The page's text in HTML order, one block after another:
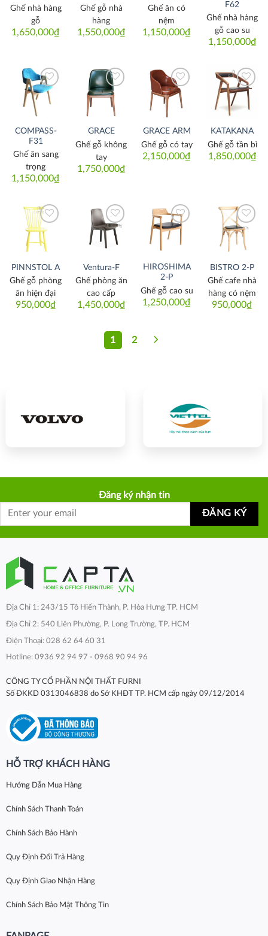
1,650,000₫
Ghế nhà hàng
gỗ
1,550,000₫
Ghế gỗ nhà
hàng
1,150,000₫
Ghế ăn có
nệm
F62
1,150,000₫
Ghế nhà hàng
gỗ cao su
Thích
COMPASS-
F31
1,150,000₫
Ghế ăn sang
trọng
Thích
GRACE
1,750,000₫
Ghế gỗ không
tay
Thích
GRACE ARM
2,150,000₫
Ghế gỗ có tay
Thích
KATAKANA
1,850,000₫
Ghế gỗ tần bì
Thích
PINNSTOL A
950,000₫
Ghế gỗ phòng
ăn hiện đại
Thích
Ventura-F
1,450,000₫
Ghế phòng ăn
cao cấp
HIROSHIMA
2-P
1,250,000₫
Ghế gỗ cao su
Thích
BISTRO 2-P
950,000₫
Ghế cafe nhà
hàng có nệm
1 2
Đăng ký nhận tin
Địa Chỉ 1: 243/15 Tô Hiến Thành, P. Hòa Hưng TP. HCM
Địa Chỉ 2: 540 Liên Phường, P. Long Trường, TP. HCM
Điện Thoại: 028 62 64 60 31
Hotline: 0936 92 94 97 - 0968 90 94 96
CÔNG TY CỔ PHẦN NỘI THẤT FURNI
Số ĐKKD 0313046838 do Sở KHĐT TP. HCM cấp ngày 09/12/2014
HỖ TRỢ KHÁCH HÀNG
Hướng Dẫn Mua Hàng
Chính Sách Thanh Toán
Chính Sách Bảo Hành
Quy Định Đổi Trả Hàng
Quy Định Giao Nhận Hàng
Chính Sách Bảo Mật Thông Tin